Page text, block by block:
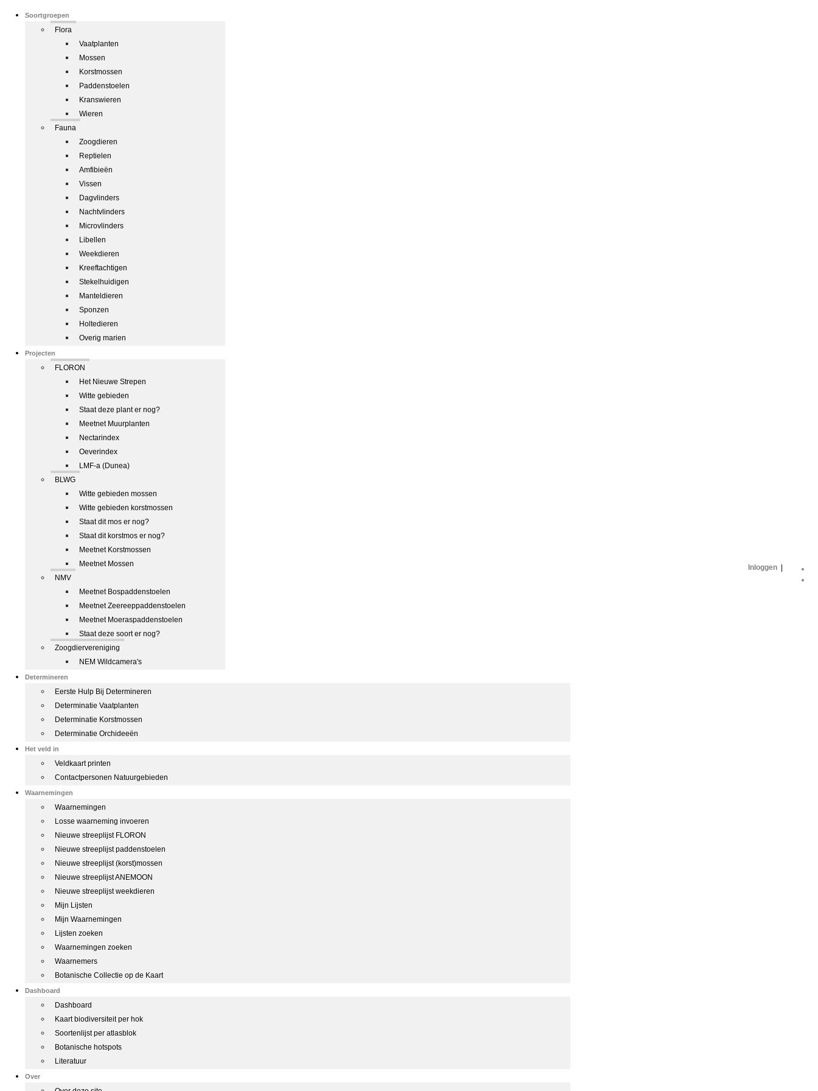
Soortgroepen
Flora
Vaatplanten
Mossen
Korstmossen
Paddenstoelen
Kranswieren
Wieren
Fauna
Zoogdieren
Reptielen
Amfibieën
Vissen
Dagvlinders
Nachtvlinders
Microvlinders
Libellen
Weekdieren
Kreeftachtigen
Stekelhuidigen
Manteldieren
Sponzen
Holtedieren
Overig marien
Projecten
FLORON
Het Nieuwe Strepen
Witte gebieden
Staat deze plant er nog?
Meetnet Muurplanten
Nectarindex
Oeverindex
LMF-a (Dunea)
BLWG
Witte gebieden mossen
Witte gebieden korstmossen
Staat dit mos er nog?
Staat dit korstmos er nog?
Meetnet Korstmossen
Meetnet Mossen
NMV
Meetnet Bospaddenstoelen
Meetnet Zeereeppaddenstoelen
Meetnet Moeraspaddenstoelen
Staat deze soort er nog?
Zoogdiervereniging
NEM Wildcamera's
Determineren
Eerste Hulp Bij Determineren
Determinatie Vaatplanten
Determinatie Korstmossen
Determinatie Orchideeën
Het veld in
Veldkaart printen
Contactpersonen Natuurgebieden
Waarnemingen
Waarnemingen
Losse waarneming invoeren
Nieuwe streeplijst FLORON
Nieuwe streeplijst paddenstoelen
Nieuwe streeplijst (korst)mossen
Nieuwe streeplijst ANEMOON
Nieuwe streeplijst weekdieren
Mijn Lijsten
Mijn Waarnemingen
Lijsten zoeken
Waarnemingen zoeken
Waarnemers
Botanische Collectie op de Kaart
Dashboard
Dashboard
Kaart biodiversiteit per hok
Soortenlijst per atlasblok
Botanische hotspots
Literatuur
Over
Inloggen